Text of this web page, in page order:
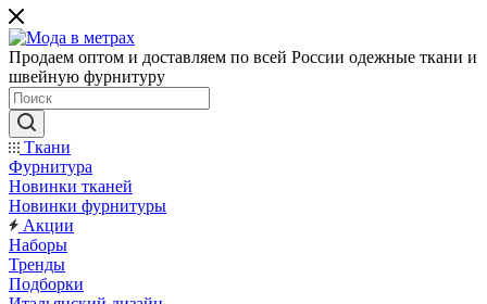
Продаем оптом и доставляем по всей России одежные ткани и
швейную фурнитуру
Ткани
Фурнитура
Новинки тканей
Новинки фурнитуры
Акции
Наборы
Тренды
Подборки